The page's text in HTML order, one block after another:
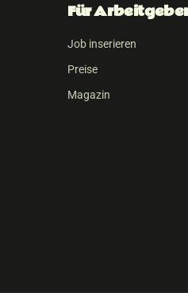
Für
Job inserieren
Preise
Magazin